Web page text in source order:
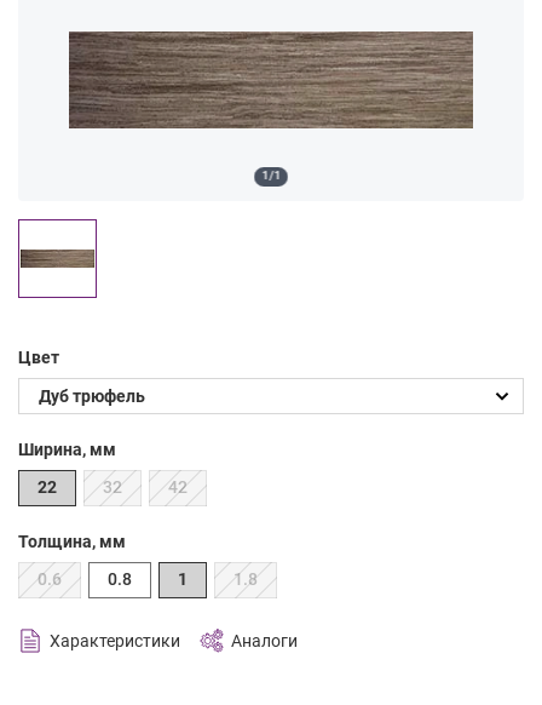
1/1
Цвет
Ширина, мм
22
32 42
Толщина, мм
0.6
0.8 1 1.8
Характеристики Аналоги